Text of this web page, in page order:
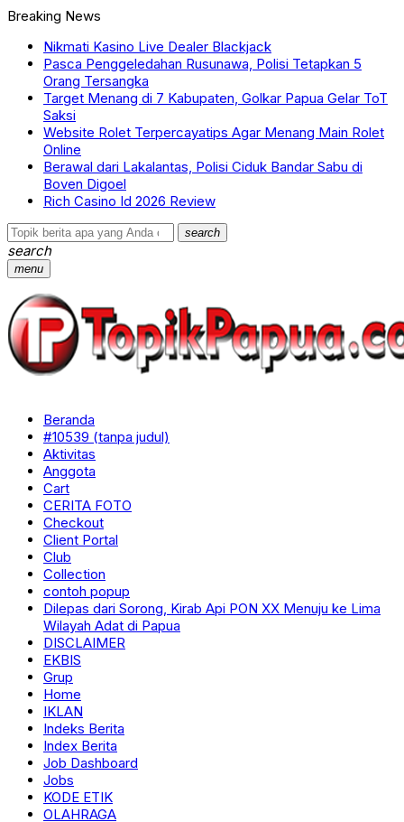
Breaking News
Nikmati Kasino Live Dealer Blackjack
Pasca Penggeledahan Rusunawa, Polisi Tetapkan 5
Orang Tersangka
Target Menang di 7 Kabupaten, Golkar Papua Gelar ToT
Saksi
Website Rolet Terpercayatips Agar Menang Main Rolet
Online
Berawal dari Lakalantas, Polisi Ciduk Bandar Sabu di
Boven Digoel
Rich Casino Id 2026 Review
search
search
menu
Beranda
#10539 (tanpa judul)
Aktivitas
Anggota
Cart
CERITA FOTO
Checkout
Client Portal
Club
Collection
contoh popup
Dilepas dari Sorong, Kirab Api PON XX Menuju ke Lima
Wilayah Adat di Papua
DISCLAIMER
EKBIS
Grup
Home
IKLAN
Indeks Berita
Index Berita
Job Dashboard
Jobs
KODE ETIK
OLAHRAGA